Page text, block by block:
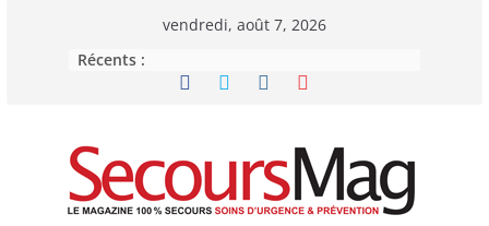
vendredi, août 7, 2026
Récents :